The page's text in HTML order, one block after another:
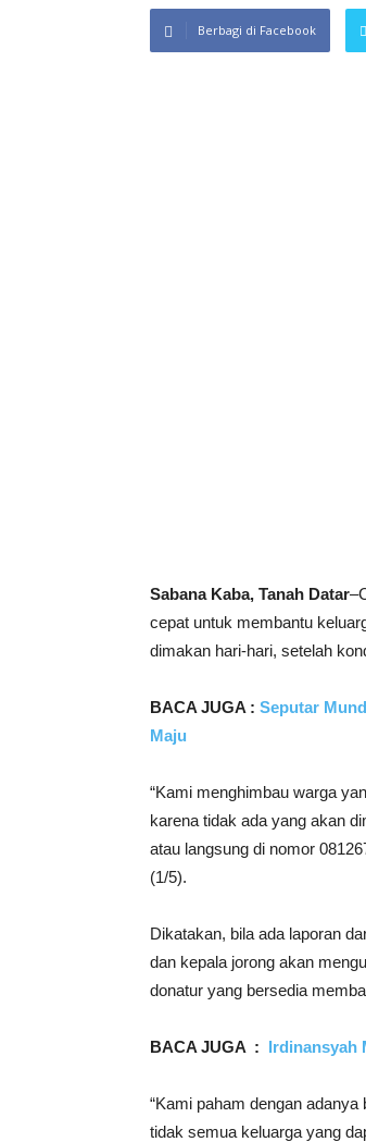
Berbagi di Facebook
Sabana Kaba, Tanah Datar
cepat untuk membantu
dimakan hari-hari, setelah
BACA JUGA : Seputar
Maju
“Kami menghimbau warga
karena tidak ada yang akan
atau langsung di nomor
(1/5).
Dikatakan, bila ada laporan
dan kepala jorong akan
donatur yang bersedia
BACA JUGA : Irdinansyah
“Kami paham dengan
tidak semua keluarga yang